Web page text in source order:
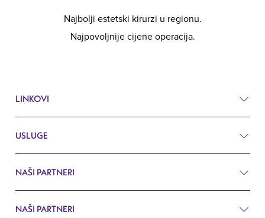
Najbolji estetski kirurzi u regionu.
Najpovoljnije cijene operacija.
LINKOVI
Cjenik
Prije i poslije
Pitanja i odgovori
USLUGE
Estetska kirurgija
Kirurgija
NAŠI PARTNERI
Estetska hirurgija Beograd
NAŠI PARTNERI